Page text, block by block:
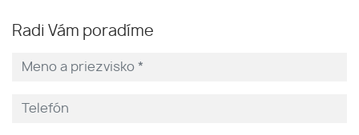
Radi Vám poradíme